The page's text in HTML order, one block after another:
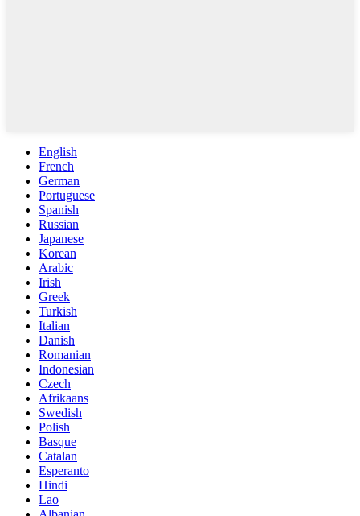
English
French
German
Portuguese
Spanish
Russian
Japanese
Korean
Arabic
Irish
Greek
Turkish
Italian
Danish
Romanian
Indonesian
Czech
Afrikaans
Swedish
Polish
Basque
Catalan
Esperanto
Hindi
Lao